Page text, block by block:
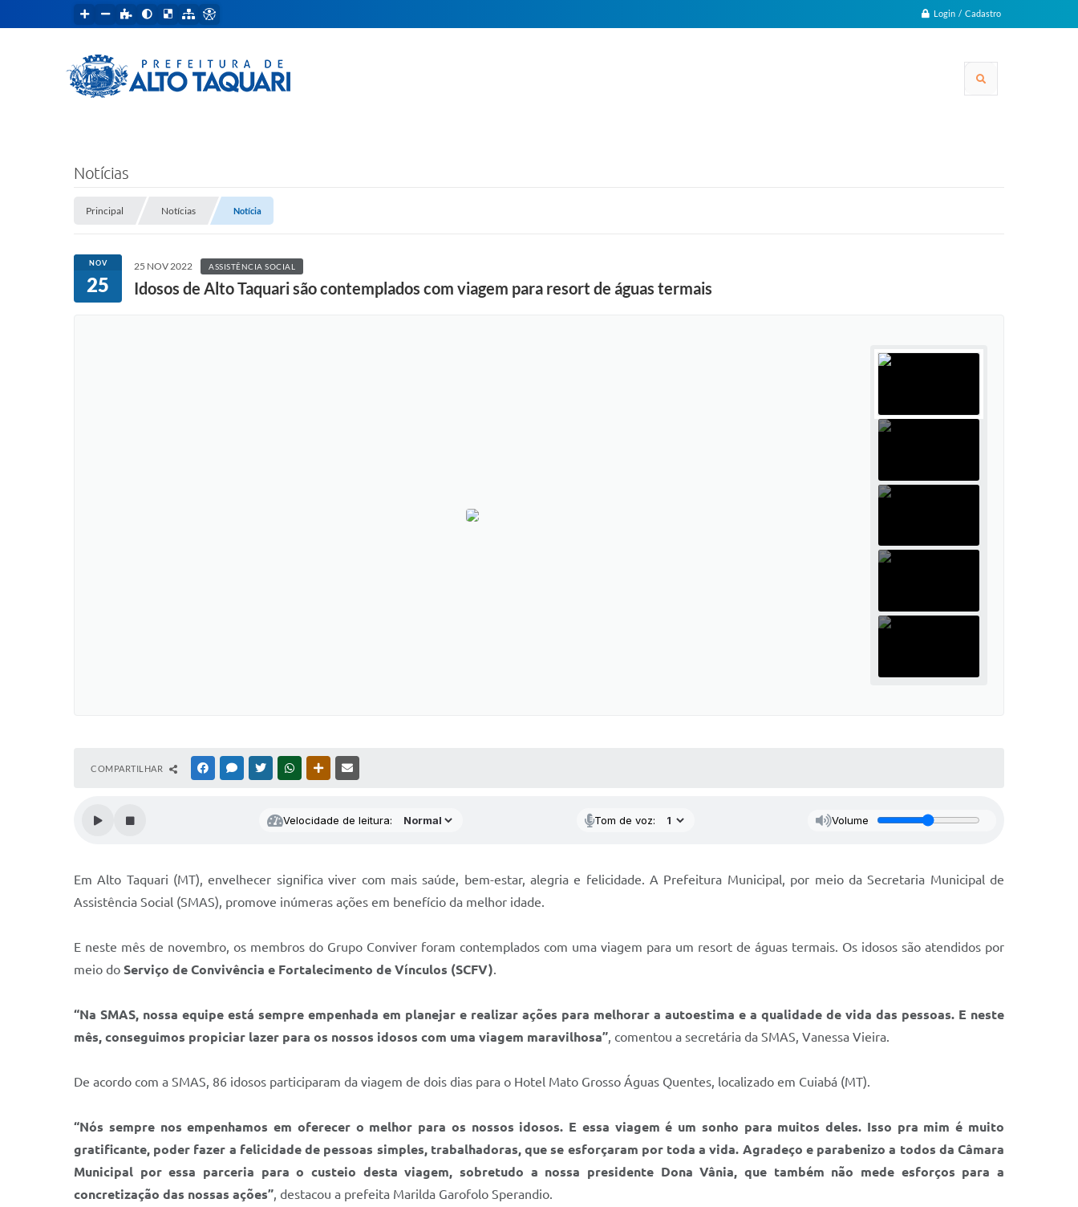
Login / Cadastro
Notícias
Principal Notícias Notícia
NOV
25
25 NOV 2022 ASSISTÊNCIA SOCIAL
Idosos de Alto Taquari são contemplados com viagem para resort de águas termais
COMPARTILHAR FACEBOOKMESSENGER
TWITTERWHATSAPPOUTRAS MÍDIAS
Velocidade de leitura: Tom de voz: Volume
Em Alto Taquari (MT), envelhecer significa viver com mais saúde, bem-estar, alegria e felicidade. A Prefeitura Municipal, por meio da Secretaria Municipal de
Assistência Social (SMAS), promove inúmeras ações em benefício da melhor idade.
E neste mês de novembro, os membros do Grupo Conviver foram contemplados com uma viagem para um resort de águas termais. Os idosos são atendidos por
meio do Serviço de Convivência e Fortalecimento de Vínculos (SCFV).
“Na SMAS, nossa equipe está sempre empenhada em planejar e realizar ações para melhorar a autoestima e a qualidade de vida das pessoas. E neste
mês, conseguimos propiciar lazer para os nossos idosos com uma viagem maravilhosa”, comentou a secretária da SMAS, Vanessa Vieira.
De acordo com a SMAS, 86 idosos participaram da viagem de dois dias para o Hotel Mato Grosso Águas Quentes, localizado em Cuiabá (MT).
“Nós sempre nos empenhamos em oferecer o melhor para os nossos idosos. E essa viagem é um sonho para muitos deles. Isso pra mim é muito
gratificante, poder fazer a felicidade de pessoas simples, trabalhadoras, que se esforçaram por toda a vida. Agradeço e parabenizo a todos da Câmara
Municipal por essa parceria para o custeio desta viagem, sobretudo a nossa presidente Dona Vânia, que também não mede esforços para a
concretização das nossas ações”, destacou a prefeita Marilda Garofolo Sperandio.